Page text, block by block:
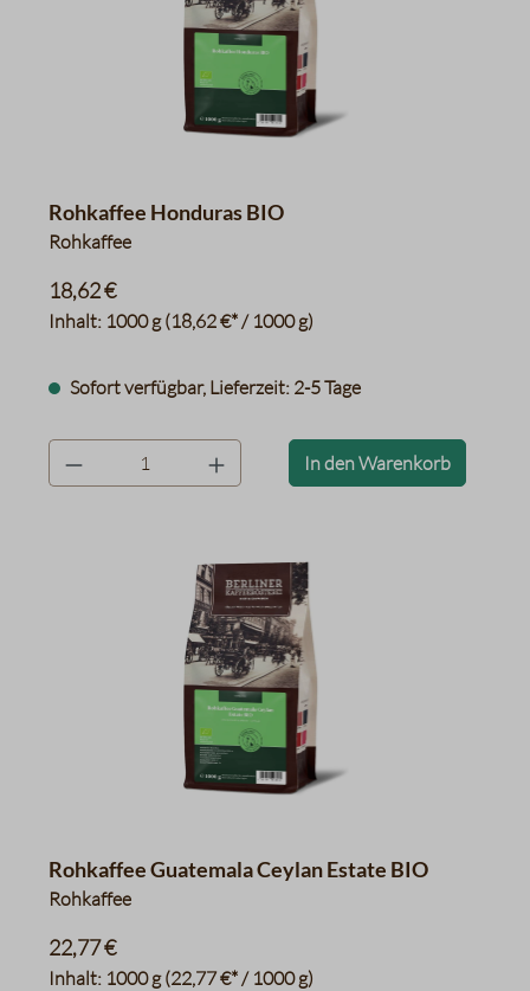
Rohkaffee Honduras BIO
Rohkaffee
Inhalt: 1000 g(18,62 €* / 1000 g)
18,62 €
Sofort verfügbar, Lieferzeit: 2-5 Tage
product.quantityLabel In den Warenkorb
Rohkaffee Guatemala Ceylan Estate BIO
Rohkaffee
Inhalt: 1000 g(22,77 €* / 1000 g)
22,77 €